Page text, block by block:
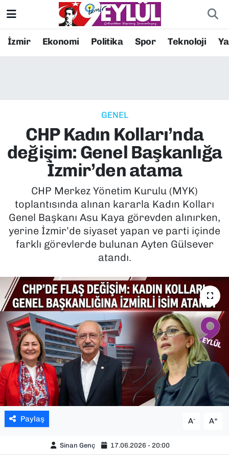
İzmir Ekonomi Politika Spor Teknoloji
GENEL
CHP Kadın Kolları’nda
değişim: Genel Başkanlığa
İzmir’den atama
CHP Merkez Yönetim Kurulu (MYK)
toplantısında alınan kararla Kadın Kolları
Genel Başkanı Asu Kaya görevden alınırken,
yerine İzmir’de siyaset yapan ve parti içinde
farklı görevlerde bulunan Ayten Gülsever
atandı.
Paylaş A- A+
Sinan Genç 17.06.2026 - 20:00
Resmi İlanlar
EKONOMİ
KÜLTÜR SANAT
MAGAZİN
POLİTİKA
SAĞLIK
SPOR
TEKNOLOJİ
YAŞAM
YEREL YÖNETİMLER
Konak Nöbetçi Eczaneler
Süper Lig Puan Durumu ve Fikstür
Tüm Manşetler
Son Dakika Haberleri
Haber Arşivi